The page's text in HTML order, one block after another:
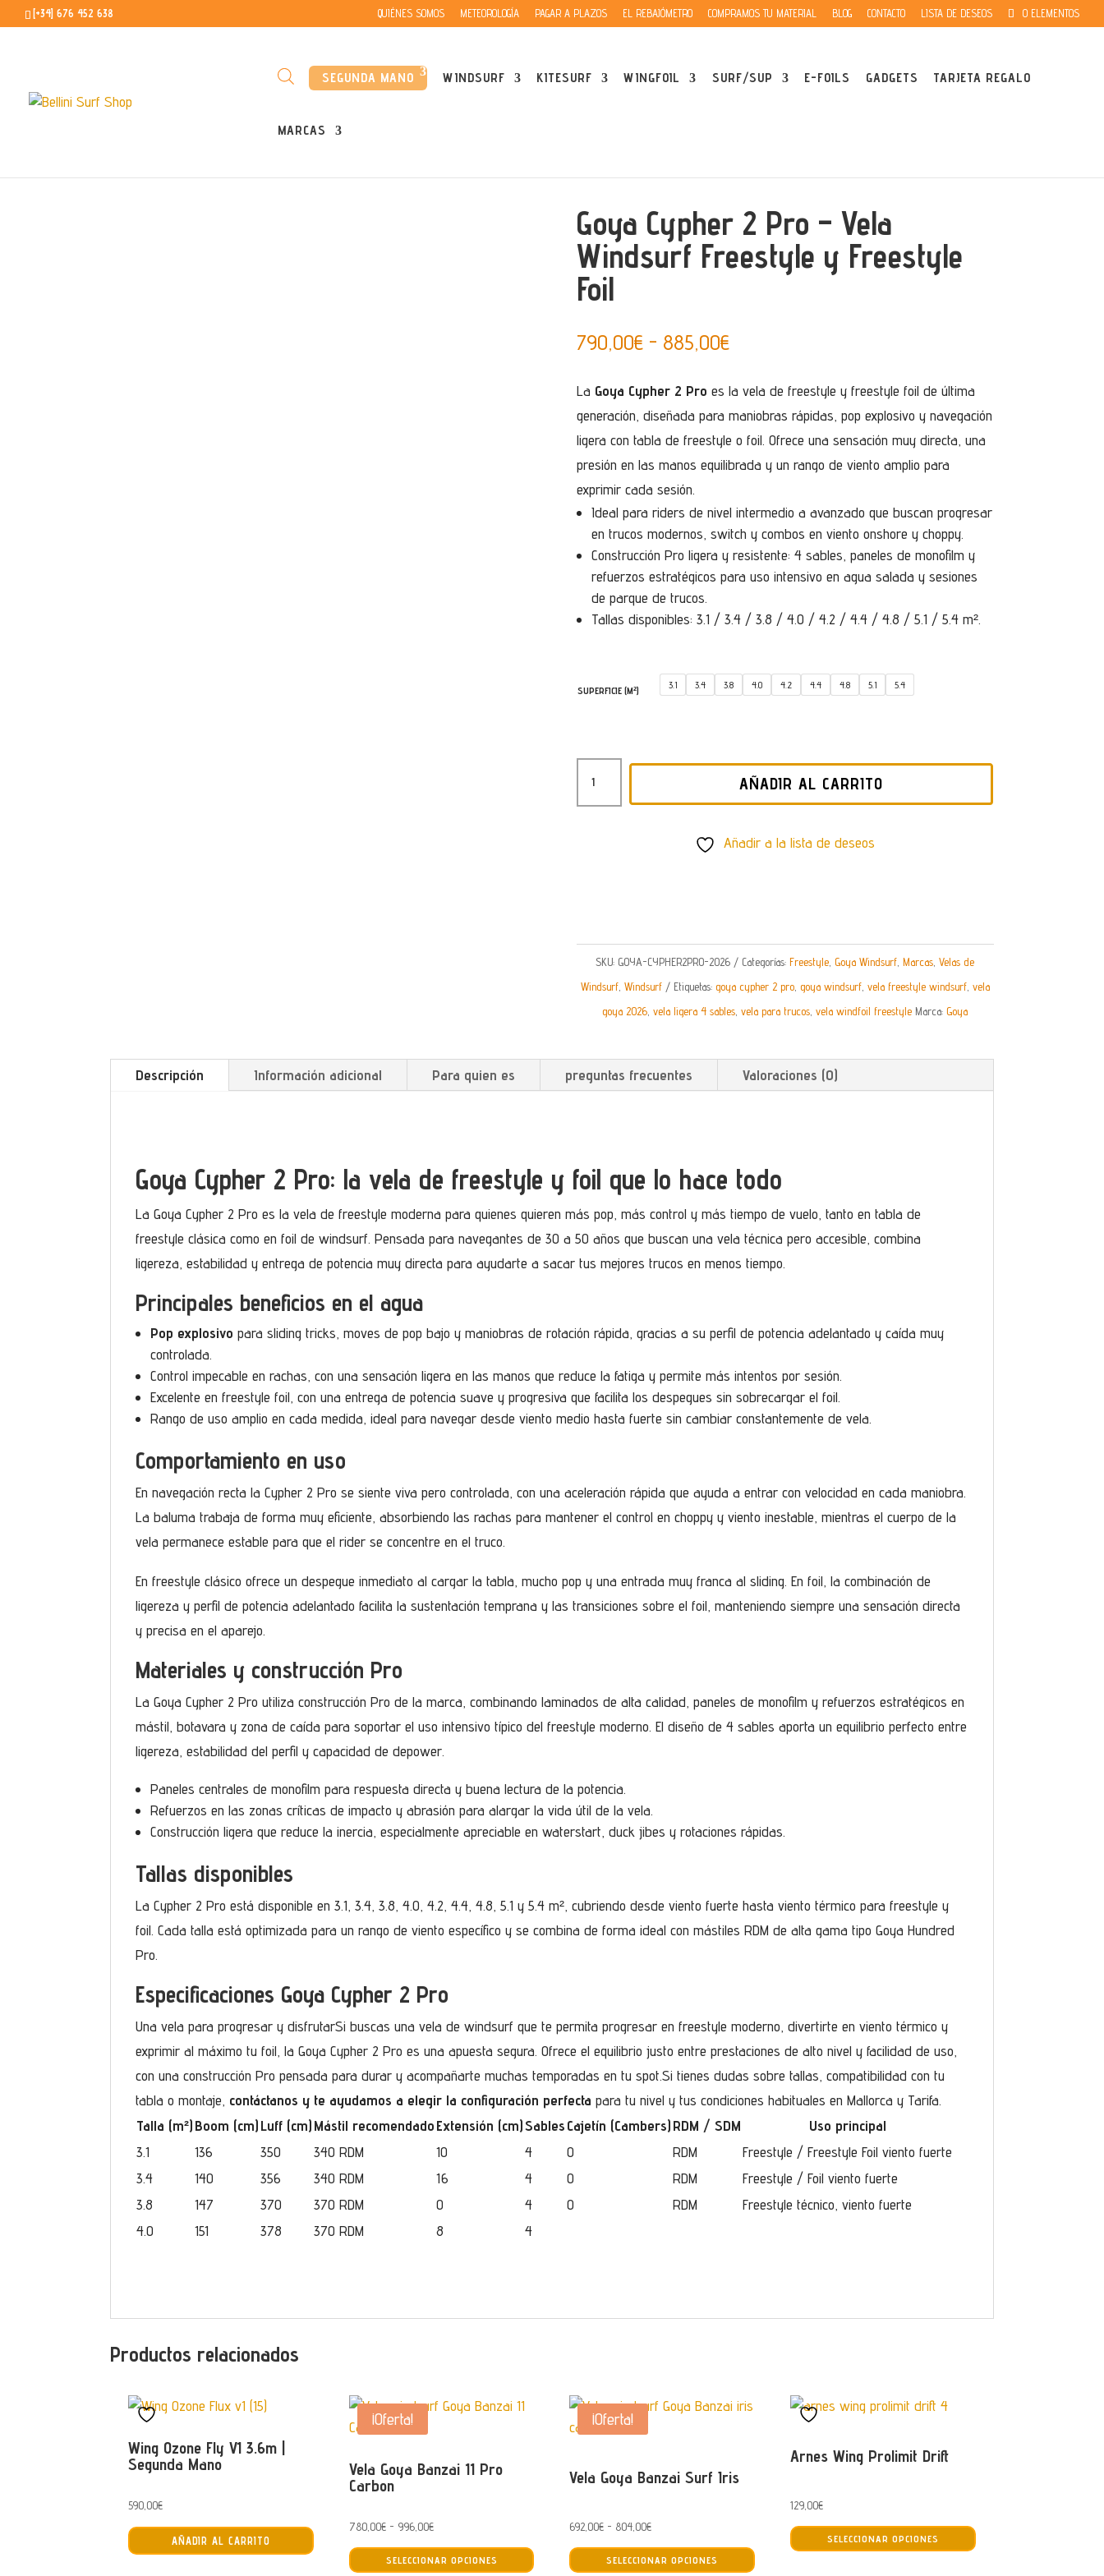
[+34] 676 452 638 QUIÉNES SOMOS METEOROLOGÍA PAGAR A PLAZOS EL REBAJÓMETRO COMPRAMOS TU MATERIAL BLOG CONTACTO LISTA DE DESEOS 0 ELEMENTOS
SEGUNDA MANO WINDSURF KITESURF WINGFOIL SURF/SUP E-FOILS GADGETS TARJETA REGALO
MARCAS
Velas de Windsurf/ Freestyle
Goya Cypher 2 Pro – Vela
Windsurf Freestyle y Freestyle
Foil
790,00€ - 885,00€Rango
precios:
desde
790,00€
hasta
La Goya Cypher 2 Pro es la vela de freestyle y freestyle foil de última
generación, diseñada para maniobras rápidas, pop explosivo y navegación
ligera con tabla de freestyle o foil. Ofrece una sensación muy directa, una
presión en las manos equilibrada y un rango de viento amplio para
exprimir cada sesión.
Ideal para riders de nivel intermedio a avanzado que buscan progresar
en trucos modernos, switch y combos en viento onshore y choppy.
Construcción Pro ligera y resistente: 4 sables, paneles de monofilm y
refuerzos estratégicos para uso intensivo en agua salada y sesiones
de parque de trucos.
Tallas disponibles: 3.1 / 3.4 / 3.8 / 4.0 / 4.2 / 4.4 / 4.8 / 5.1 / 5.4 m².
SUPERFICIE (M²) 3.1 3.4 3.8 4.0 4.2 4.4 4.8 5.1 5.4
FREESTYLE
FREESTYLE
AÑADIR AL CARRITO
Añadir a la lista de deseos
SKU: GOYA-CYPHER2PRO-2026 Categorías:Freestyle ,Goya Windsurf ,Marcas ,Velas de
Windsurf, Windsurf Etiquetas: goya cypher 2 pro, goya windsurf, vela freestyle windsurf, vela
goya 2026 ,vela ligera 4 sables ,vela para trucos ,vela windfoil freestyle Marca:Goya
Descripción Información adicional Para quien es preguntas frecuentes Valoraciones (0)
Goya Cypher 2 Pro: la vela de freestyle y foil que lo hace todo
La Goya Cypher 2 Pro es la vela de freestyle moderna para quienes quieren más pop, más control y más tiempo de vuelo, tanto en tabla de
freestyle clásica como en foil de windsurf. Pensada para navegantes de 30 a 50 años que buscan una vela técnica pero accesible, combina
ligereza, estabilidad y entrega de potencia muy directa para ayudarte a sacar tus mejores trucos en menos tiempo.
Principales beneficios en el agua
Pop explosivo para sliding tricks, moves de pop bajo y maniobras de rotación rápida, gracias a su perfil de potencia adelantado y caída muy
controlada.
Control impecable en rachas, con una sensación ligera en las manos que reduce la fatiga y permite más intentos por sesión.
Excelente en freestyle foil, con una entrega de potencia suave y progresiva que facilita los despegues sin sobrecargar el foil.
Rango de uso amplio en cada medida, ideal para navegar desde viento medio hasta fuerte sin cambiar constantemente de vela.
Comportamiento en uso
En navegación recta la Cypher 2 Pro se siente viva pero controlada, con una aceleración rápida que ayuda a entrar con velocidad en cada maniobra.
La baluma trabaja de forma muy eficiente, absorbiendo las rachas para mantener el control en choppy y viento inestable, mientras el cuerpo de la
vela permanece estable para que el rider se concentre en el truco.
En freestyle clásico ofrece un despegue inmediato al cargar la tabla, mucho pop y una entrada muy franca al sliding. En foil, la combinación de
ligereza y perfil de potencia adelantado facilita la sustentación temprana y las transiciones sobre el foil, manteniendo siempre una sensación directa
y precisa en el aparejo.
Materiales y construcción Pro
La Goya Cypher 2 Pro utiliza construcción Pro de la marca, combinando laminados de alta calidad, paneles de monofilm y refuerzos estratégicos en
mástil, botavara y zona de caída para soportar el uso intensivo típico del freestyle moderno. El diseño de 4 sables aporta un equilibrio perfecto entre
ligereza, estabilidad del perfil y capacidad de depower.
Paneles centrales de monofilm para respuesta directa y buena lectura de la potencia.
Refuerzos en las zonas críticas de impacto y abrasión para alargar la vida útil de la vela.
Construcción ligera que reduce la inercia, especialmente apreciable en waterstart, duck jibes y rotaciones rápidas.
Tallas disponibles
La Cypher 2 Pro está disponible en 3.1, 3.4, 3.8, 4.0, 4.2, 4.4, 4.8, 5.1 y 5.4 m², cubriendo desde viento fuerte hasta viento térmico para freestyle y
foil. Cada talla está optimizada para un rango de viento específico y se combina de forma ideal con mástiles RDM de alta gama tipo Goya Hundred
Pro.
Especificaciones Goya Cypher 2 Pro
Una vela para progresar y disfrutarSi buscas una vela de windsurf que te permita progresar en freestyle moderno, divertirte en viento térmico y
exprimir al máximo tu foil, la Goya Cypher 2 Pro es una apuesta segura. Ofrece el equilibrio justo entre prestaciones de alto nivel y facilidad de uso,
con una construcción Pro pensada para durar y acompañarte muchas temporadas en tu spot.Si tienes dudas sobre tallas, compatibilidad con tu
tabla o montaje, contáctanos y te ayudamos a elegir la configuración perfecta para tu nivel y tus condiciones habituales en Mallorca y Tarifa.
Talla (m²)Boom (cm)Luff (cm)Mástil recomendadoExtensión (cm)SablesCajetín (Cambers)RDM / SDM
Uso principal
3.1
136 350 340 RDM 10 4 0 RDM
Freestyle / Freestyle Foil viento fuerte
3.4
140 356 340 RDM 16 4 0 RDM
Freestyle / Foil viento fuerte
3.8
147 370 370 RDM 0 4 0 RDM
Freestyle técnico, viento fuerte
4.0
151 378 370 RDM 8 4
Productos relacionados
Wing Ozone Fly V1 3.6m |
Segunda Mano
590,00€
AÑADIR AL CARRITO
¡Oferta!
Vela Goya Banzai 11 Pro
Carbon
780,00€ - 996,00€Rango
de
precios:
SELECCIONAR OPCIONES
producto
¡Oferta!
Vela Goya Banzai Surf Iris
692,00€ - 804,00€Rango
de
precios:
SELECCIONAR OPCIONES
producto
Arnes Wing Prolimit Drift
129,00€
SELECCIONAR OPCIONES
producto